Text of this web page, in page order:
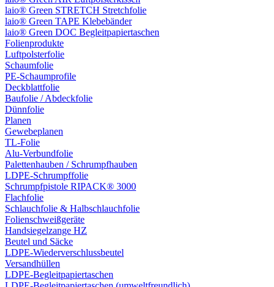
laio® Green STRETCH Stretchfolie
laio® Green TAPE Klebebänder
laio® Green DOC Begleitpapiertaschen
Folienprodukte
Luftpolsterfolie
Schaumfolie
PE-Schaumprofile
Deckblattfolie
Baufolie / Abdeckfolie
Dünnfolie
Planen
Gewebeplanen
TL-Folie
Alu-Verbundfolie
Palettenhauben / Schrumpfhauben
LDPE-Schrumpffolie
Schrumpfpistole RIPACK® 3000
Flachfolie
Schlauchfolie & Halbschlauchfolie
Folienschweißgeräte
Handsiegelzange HZ
Beutel und Säcke
LDPE-Wiederverschlussbeutel
Versandhüllen
LDPE-Begleitpapiertaschen